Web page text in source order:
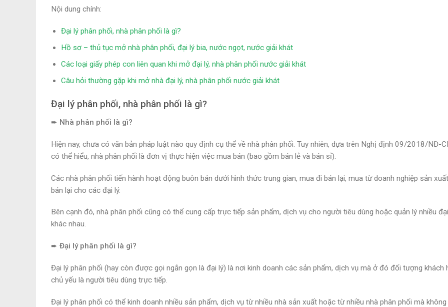
Nội dung chính:
Đại lý phân phối, nhà phân phối là gì?
Hồ sơ – thủ tục mở nhà phân phối, đại lý bia, nước ngọt, nước giải khát
Các loại giấy phép con liên quan khi mở đại lý, nhà phân phối nước giải khát
Câu hỏi thường gặp khi mở nhà đại lý, nhà phân phối nước giải khát
Đại lý phân phối, nhà phân phối là gì?
➨ Nhà phân phối là gì?
Hiện nay, chưa có văn bản pháp luật nào quy định cụ thể về nhà phân phối. Tuy nhiên, dựa trên Nghị định 09/2018/NĐ-
có thể hiểu, nhà phân phối là đơn vị thực hiện việc mua bán (bao gồm bán lẻ và bán sỉ).
Các nhà phân phối tiến hành hoạt động buôn bán dưới hình thức trung gian, mua đi bán lại, mua từ doanh nghiệp sản
bán lại cho các đại lý.
Bên cạnh đó, nhà phân phối cũng có thể cung cấp trực tiếp sản phẩm, dịch vụ cho người tiêu dùng hoặc quản lý nhiều
khác nhau.
➨ Đại lý phân phối là gì?
Đại lý phân phối (hay còn được gọi ngắn gọn là đại lý) là nơi kinh doanh các sản phẩm, dịch vụ mà ở đó đối tượng khách
chủ yếu là người tiêu dùng trực tiếp.
Đại lý phân phối có thể kinh doanh nhiều sản phẩm, dịch vụ từ nhiều nhà sản xuất hoặc từ nhiều nhà phân phối mà